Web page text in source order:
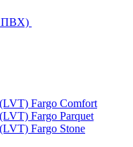
ПВХ)
Fargo Comfort
Fargo Parquet
Fargo Stone